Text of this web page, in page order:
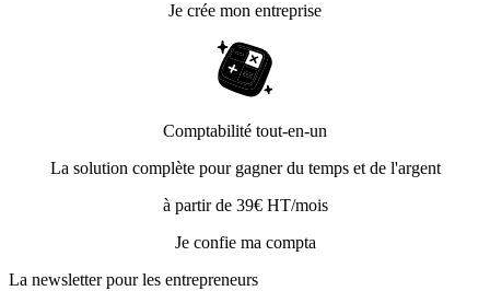
Je crée mon entreprise
Comptabilité tout-en-un
La solution complète pour gagner du temps et de l'argent
à partir de 39€ HT/mois
Je confie ma compta
La newsletter pour les entrepreneurs